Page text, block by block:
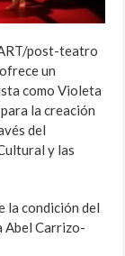
post-teatro
un
como Violeta
la creación
del
y las
la condición del
Abel Carrizo-